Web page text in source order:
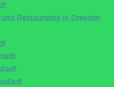
Restaurants in Dresden